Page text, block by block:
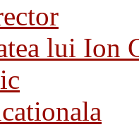
lui Ion